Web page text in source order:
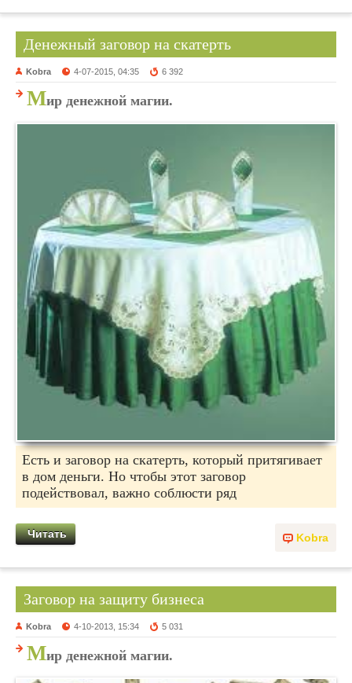
Денежный заговор на скатерть
Kobra 4-07-2015, 04:35 6 392
Мир денежной магии.
Есть и заговор на скатерть, который притягивает
в дом деньги. Но чтобы этот заговор
подействовал, важно соблюсти ряд
Kobra
Читать
Заговор на защиту бизнеса
Kobra 4-10-2013, 15:34 5 031
Мир денежной магии.